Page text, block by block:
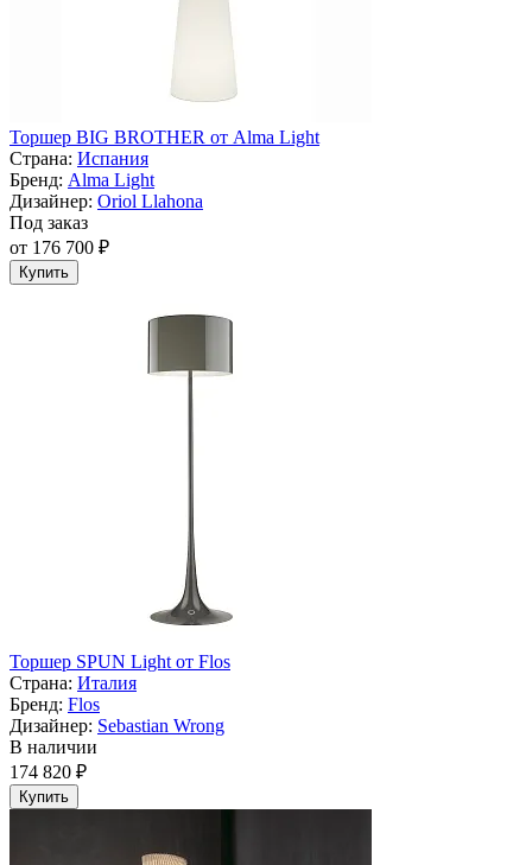
Торшер BIG BROTHER от Alma Light
Страна: Испания
Бренд: Alma Light
Дизайнер: Oriol Llahona
Под заказ
от 176 700 ₽
Купить
Торшер SPUN Light от Flos
Страна: Италия
Бренд: Flos
Дизайнер: Sebastian Wrong
В наличии
174 820 ₽
Купить